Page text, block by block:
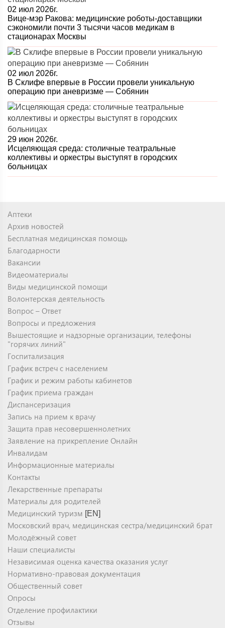
02 июл 2026г.
Вице-мэр Ракова: медицинские роботы-доставщики
сэкономили почти 3 тысячи часов медикам в
стационарах Москвы
02 июл 2026г.
В Склифе впервые в России провели уникальную
операцию при аневризме — Собянин
29 июн 2026г.
Исцеляющая среда: столичные театральные
коллективы и оркестры выступят в городских
больницах
Аптеки
Архив новостей
Бесплатная медицинская помощь
Благодарности
Вакансии
Видеоматериалы
Виды медицинской помощи
Волонтерская деятельность
Вопрос – Ответ
Вопросы и предложения
Вышестоящие и надзорные организации, телефоны
"горячих линий"
Госпитализация
График встреч с населением
График и режим работы кабинетов
График приема граждан
Диспансеризация
Запись на прием к врачу
Защита прав несовершеннолетних
Заявление на прикрепление Онлайн
Инвалидам
Информационные материалы
Контакты
Лекарственные препараты
Материалы для родителей
Медицинский туризм [EN]
Московский врач, медицинская сестра/медицинский брат
Молодёжный совет
Наши специалисты
Независимая оценка качества оказания услуг
Нормативно-правовая документация
Общественный совет
Опросы
Отделение профилактики
Отзывы